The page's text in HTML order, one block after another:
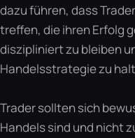
dazu führen, dass
treffen, die ihren Erfolg
diszipliniert zu bleiben
Handelsstrategie zu
Trader sollten sich
Handels sind und nicht